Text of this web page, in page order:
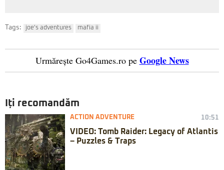
Tags: joe's adventures mafia ii
Urmărește Go4Games.ro pe Google News
Iți recomandăm
ACTION ADVENTURE 10:51
VIDEO: Tomb Raider: Legacy of Atlantis
– Puzzles & Traps